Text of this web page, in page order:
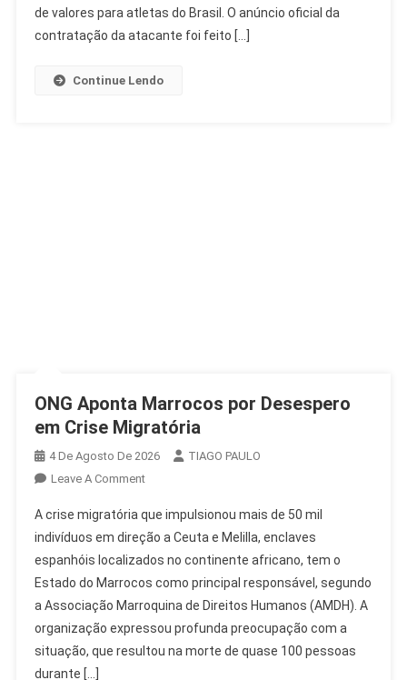
Futebol
Feminino
de valores para atletas do Brasil. O anúncio oficial da
contratação da atacante foi feito […]
Continue Lendo
ONG Aponta Marrocos por Desespero
em Crise Migratória
4 De Agosto De 2026
TIAGO PAULO
Leave A CommentOn
Aponta
Marrocos
Por
Desespero
Em
Crise
Migratória
A crise migratória que impulsionou mais de 50 mil
indivíduos em direção a Ceuta e Melilla, enclaves
espanhóis localizados no continente africano, tem o
Estado do Marrocos como principal responsável, segundo
a Associação Marroquina de Direitos Humanos (AMDH). A
organização expressou profunda preocupação com a
situação, que resultou na morte de quase 100 pessoas
durante […]